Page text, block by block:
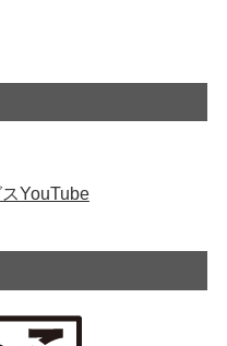
YouTube